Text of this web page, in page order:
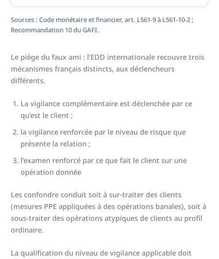
Sources : Code monétaire et financier, art. L561-9 à L561-10-2 ;
Recommandation 10 du GAFI.
Le piège du faux ami : l’EDD internationale recouvre trois
mécanismes français distincts, aux déclencheurs
différents.
La vigilance complémentaire est déclenchée par ce
qu’est le client ;
la vigilance renforcée par le niveau de risque que
présente la relation ;
l’examen renforcé par ce que fait le client sur une
opération donnée
Les confondre conduit soit à sur-traiter des clients
(mesures PPE appliquées à des opérations banales), soit à
sous-traiter des opérations atypiques de clients au profil
ordinaire.
La qualification du niveau de vigilance applicable doit